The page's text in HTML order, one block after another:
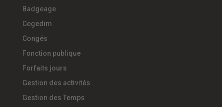
Badgeage
Cegedim
Congés
Fonction publique
Forfaits jours
Gestion des activités
Gestion des Temps